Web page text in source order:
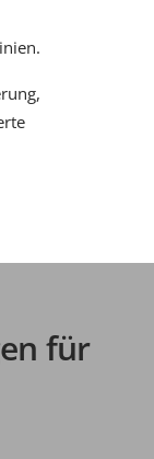
für